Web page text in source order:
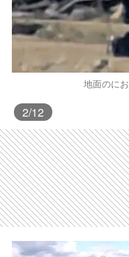
地面のに
2/12